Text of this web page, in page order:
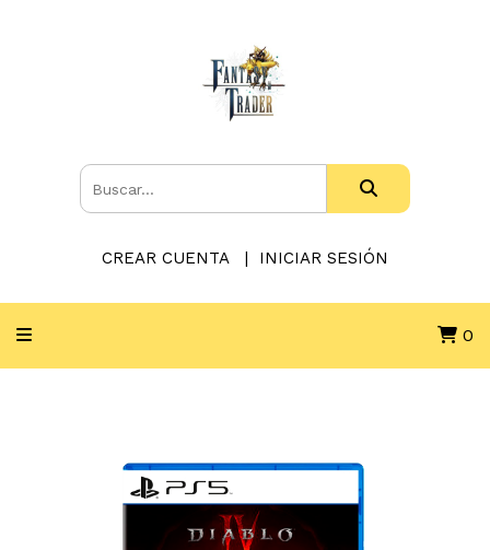
CREAR CUENTA INICIAR SESIÓN
0